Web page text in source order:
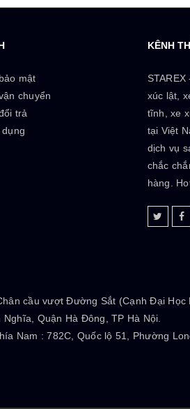
mật
chuyển
trả
KÊNH
xúc lật,
tĩnh, xe
tại Việt
dịch vụ
chắc
hàng.
cầu vượt Đường Sắt (Cạnh Đại Học
Nghĩa, Quận Hà Đông, TP Hà Nội.
Nam :782C, Quốc lộ 51, Phường